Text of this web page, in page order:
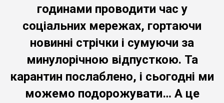
годинами проводити час у
соціальних мережах, гортаючи
новинні стрічки і сумуючи за
минулорічною відпусткою. Та
карантин послаблено, і сьогодні ми
можемо подорожувати… А це